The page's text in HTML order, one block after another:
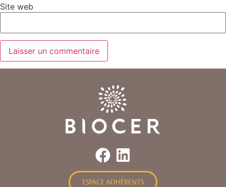
Site web
ESPACE ADHÉRENTS